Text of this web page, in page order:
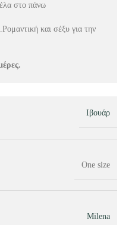
στο πάνω
και σέξυ για την
Ιβουάρ
One size
Milena